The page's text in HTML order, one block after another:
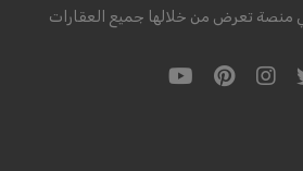
منصة تعرض من خلالها جميع العقارات